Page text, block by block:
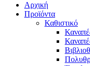
Αρχική
Προϊόντα
Καθιστικό